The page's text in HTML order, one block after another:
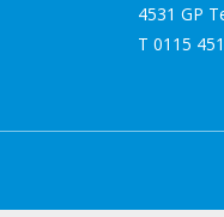
4531 GP
T 0115